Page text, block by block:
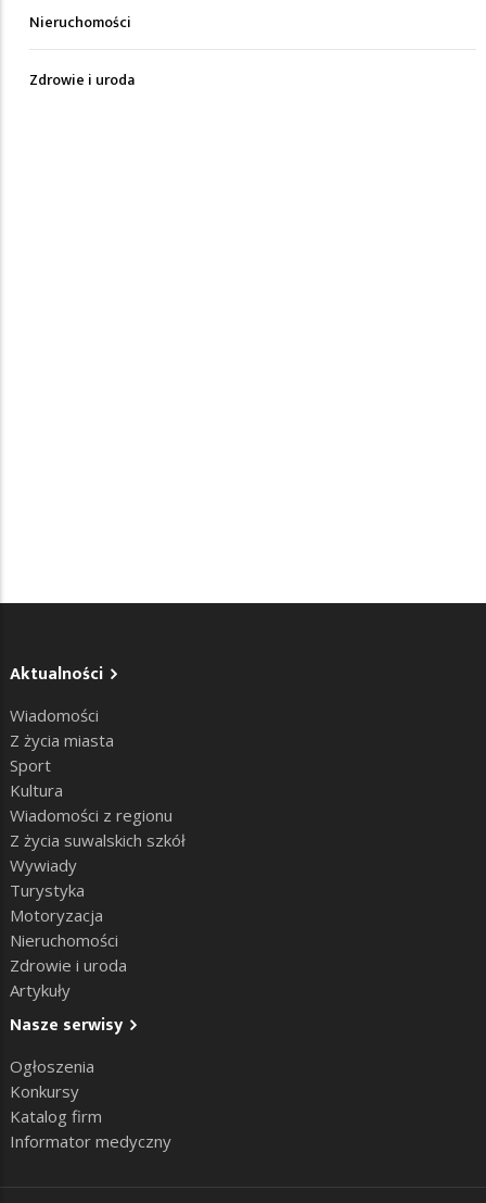
Nieruchomości
Zdrowie i uroda
Aktualności
Wiadomości
Z życia miasta
Sport
Kultura
Wiadomości z regionu
Z życia suwalskich szkół
Wywiady
Turystyka
Motoryzacja
Nieruchomości
Zdrowie i uroda
Artykuły
Nasze serwisy
Ogłoszenia
Konkursy
Katalog firm
Informator medyczny